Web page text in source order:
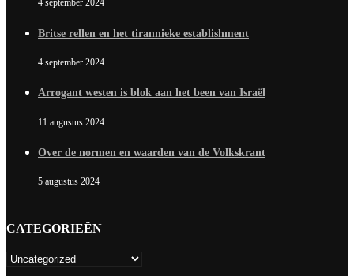
4 september 2024
Britse rellen en het tirannieke establishment
4 september 2024
Arrogant westen is blok aan het been van Israël
11 augustus 2024
Over de normen en waarden van de Volkskrant
5 augustus 2024
CATEGORIEËN